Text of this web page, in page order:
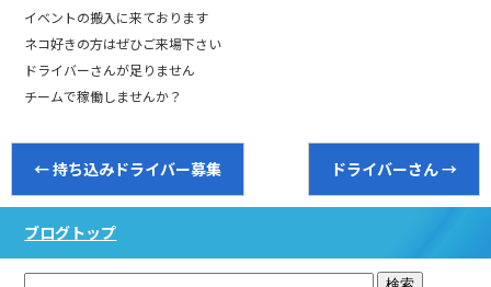
イベントの搬入に来ております
ネコ好きの方はぜひご来場下さい
ドライバーさんが足りません
チームで稼働しませんか？
←持ち込みドライバー募集 ドライバーさん→
ブログトップ